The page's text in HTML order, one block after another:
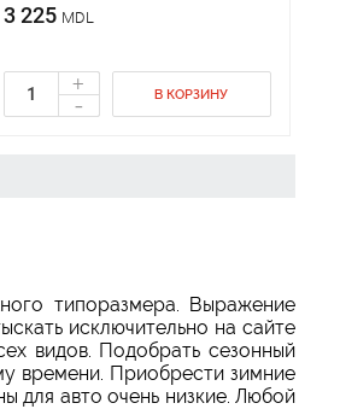
3 225 MDL
+
- В КОРЗИНУ
типоразмера. Выражение
исключительно на сайте
видов. Подобрать сезонный
времени. Приобрести зимние
для авто очень низкие. Любой